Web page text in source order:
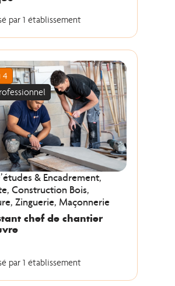
par 1 établissement
4
& Encadrement,
Construction Bois,
Zinguerie, Maçonnerie
chef de chantier
par 1 établissement